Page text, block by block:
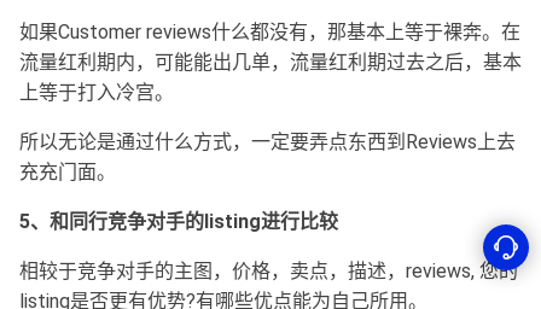
如果Customer reviews什么都没有，那基本上等于裸奔。在
流量红利期内，可能能出几单，流量红利期过去之后，基本
上等于打入冷宫。
所以无论是通过什么方式，一定要弄点东西到Reviews上去
充充门面。
5、和同行竞争对手的listing进行比较
相较于竞争对手的主图，价格，卖点，描述，reviews, 您的
listing是否更有优势?有哪些优点能为自己所用。